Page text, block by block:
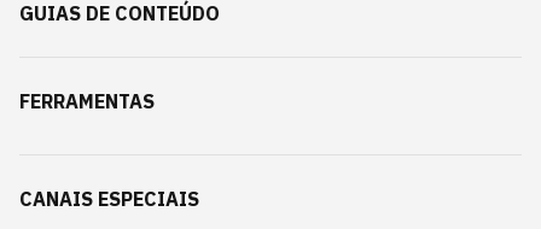
GUIAS DE CONTEÚDO
FERRAMENTAS
CANAIS ESPECIAIS